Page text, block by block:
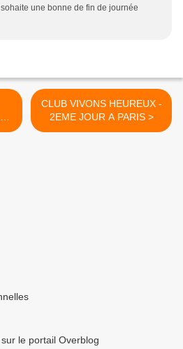
une bonne de fin de journée
CLUB VIVONS HEUREUX -
2EME JOUR A PARIS >
le portail Overblog